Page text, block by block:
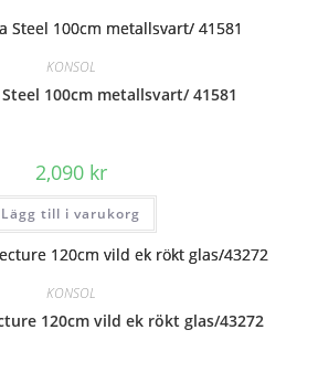
KONSOL
100cm metallsvart/ 41581
2,090 kr
Lägg till i varukorg
KONSOL
120cm vild ek rökt glas/43272